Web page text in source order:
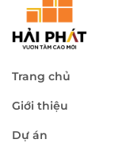
Trang chủ
Giới thiệu
Dự án